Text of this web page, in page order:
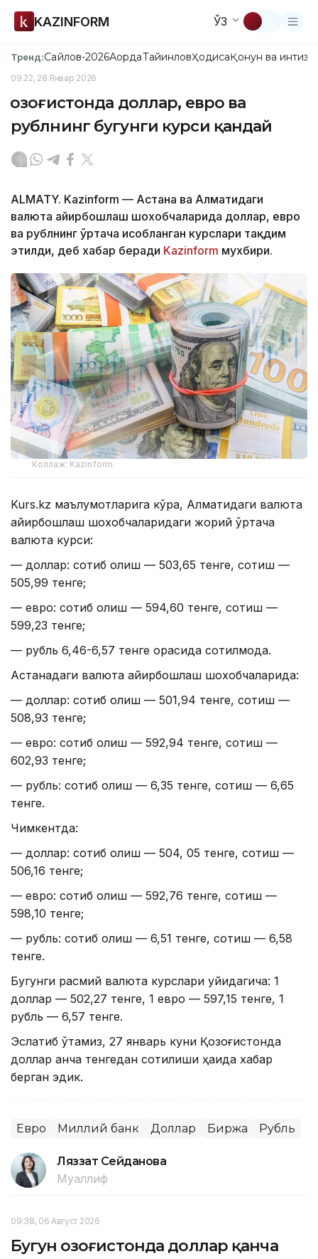
KAZINFORM ЎЗ
Тренд:Сайлов-2026АқордаТайинловҲодисаҚонун ва
09:22, 28 Январ 2026
Қозоғистонда доллар, евро ва
рублнинг бугунги курси қандай
ALMATY. Kazinform — Астана ва Алматидаги
валюта айирбошлаш шохобчаларида доллар, евро
ва рублнинг ўртача ҳисобланган курслари тақдим
этилди, деб хабар беради Kazinform мухбири.
Коллаж: Kazinform
Kurs.kz маълумотларига кўра, Алматидаги валюта
айирбошлаш шохобчаларидаги жорий ўртача
валюта курси:
— доллар: сотиб олиш — 503,65 тенге, сотиш —
505,99 тенге;
— евро: сотиб олиш — 594,60 тенге, сотиш —
599,23 тенге;
— рубль 6,46-6,57 тенге орасида сотилмоқда.
Астанадаги валюта айирбошлаш шохобчаларида:
— доллар: сотиб олиш — 501,94 тенге, сотиш —
508,93 тенге;
— евро: сотиб олиш — 592,94 тенге, сотиш —
602,93 тенге;
— рубль: сотиб олиш — 6,35 тенге, сотиш — 6,65
тенге.
Чимкентда:
— доллар: сотиб олиш — 504, 05 тенге, сотиш —
506,16 тенге;
— евро: сотиб олиш — 592,76 тенге, сотиш —
598,10 тенге;
— рубль: сотиб олиш — 6,51 тенге, сотиш — 6,58
тенге.
Бугунги расмий валюта курслари қуйидагича: 1
доллар — 502,27 тенге, 1 евро — 597,15 тенге, 1
рубль — 6,57 тенге.
Эслатиб ўтамиз, 27 январь куни Қозоғистонда
доллар қанча тенгедан сотилиши ҳақида хабар
берган эдик.
Евро Миллий банк Доллар Биржа Рубль
Ляззат Сейданова
Муаллиф
09:38, 06 Август 2026
Бугун Қозоғистонда доллар қанча